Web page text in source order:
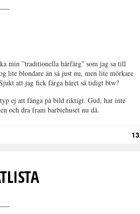
min ”traditionella hårfärg” som jag sa till
lite blondare än så just nu, men lite mörkare
att jag fick färga håret så tidigt btw?
ej att fånga på bild riktigt. Gud, har inte
och dra fram barbiehuset nu då.
13